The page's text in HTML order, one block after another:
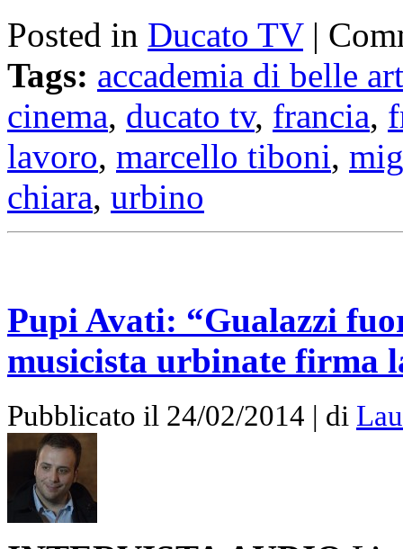
Posted in Ducato TV|
Tags: accademia di belle
cinema, ducato tv, francia,
lavoro, marcello tiboni,
chiara, urbino
Pupi Avati: “Gualazzi
musicista urbinate firma
Pubblicato il 24/02/2014 | di